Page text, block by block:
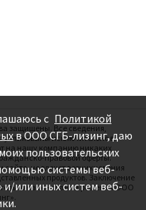
защищены. Все сведения,
исключительно в
на нашу компанию никаких
правовой оферты.
не влечет возникновения
продуктов. Заключение
на основании решения ООО
с Политикой
в ООО СГБ-лизинг, даю
пользовательских
системы веб-
и/или иных систем веб-